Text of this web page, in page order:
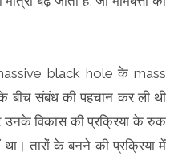
black hole के mass
संबंध की पहचान कर ली थी
विकास की प्रक्रिया के रुक
तारों के बनने की प्रक्रिया में